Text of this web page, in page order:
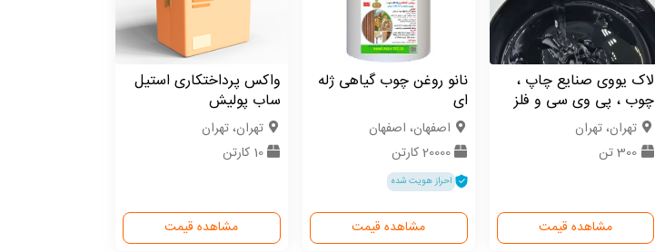
لاک یووی صنایع چاپ ،
چوب ، پی وی سی و فلز
تهران، تهران
300 تن
مشاهده قیمت
نانو روغن چوب گیاهی ژله
ای
اصفهان، اصفهان
20000 کارتن
احراز هویت شده
مشاهده قیمت
واکس پرداختکاری استیل
ساب پولیش
تهران، تهران
10 کارتن
مشاهده قیمت